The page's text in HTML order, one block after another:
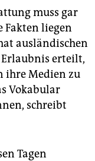
muss gar
Fakten liegen
ausländischen
erteilt,
ihre Medien zu
Vokabular
schreibt
Tagen